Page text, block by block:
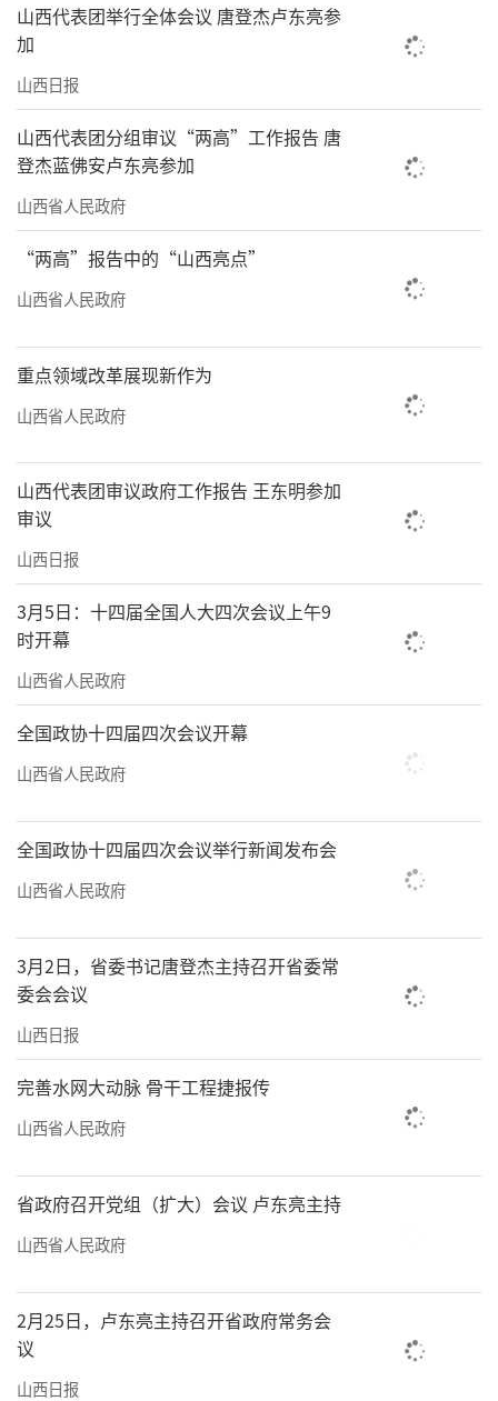
山西代表团举行全体会议 唐登杰卢东亮参
加
山西日报
山西代表团分组审议“两高”工作报告 唐
登杰蓝佛安卢东亮参加
山西省人民政府
“两高”报告中的“山西亮点”
山西省人民政府
重点领域改革展现新作为
山西省人民政府
山西代表团审议政府工作报告 王东明参加
审议
山西日报
3月5日：十四届全国人大四次会议上午9
时开幕
山西省人民政府
全国政协十四届四次会议开幕
山西省人民政府
全国政协十四届四次会议举行新闻发布会
山西省人民政府
3月2日，省委书记唐登杰主持召开省委常
委会会议
山西日报
完善水网大动脉 骨干工程捷报传
山西省人民政府
省政府召开党组（扩大）会议 卢东亮主持
山西省人民政府
2月25日，卢东亮主持召开省政府常务会
议
山西日报